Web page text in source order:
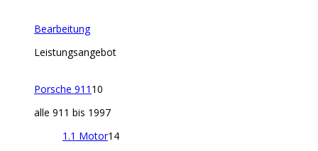
Bearbeitung
Leistungsangebot
Porsche 911 10
alle 911 bis 1997
1.1 Motor14